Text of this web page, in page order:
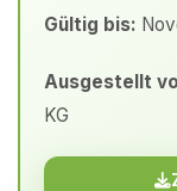
Gültig bis:
Ausgestellt
KG